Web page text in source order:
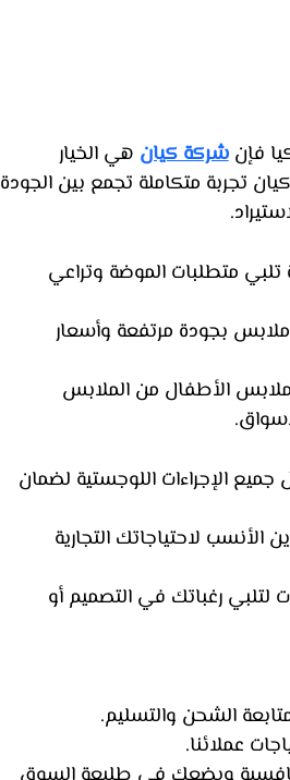
فإن شركة كيان هي الخيار
تجربة متكاملة تجمع بين الجودة
تلبي متطلبات الموضة وتراعي
بجودة مرتفعة وأسعار
الأطفال من الملابس
الإجراءات اللوجستية لضمان
الأنسب لاحتياجاتك التجارية
رغباتك في التصميم أو
الشحن والتسليم.
عملائنا.